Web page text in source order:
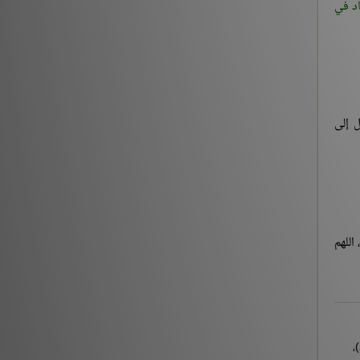
في
إلى
أخرجه الترمذي، أبواب الدعوات عن رسول الله ﷺ، باب ما جاء في فضل الذكر، برقم (3377)، وابن ماجه، أبواب الأدب، باب فضل الذكر، برقم (3790)،